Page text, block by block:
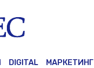
DIGITAL МАРКЕТИНГ